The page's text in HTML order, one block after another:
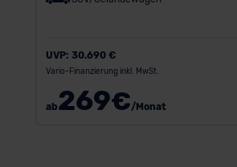
UVP: 30.690 €
Vario-Finanzierung inkl. MwSt.
ab269€/Monat